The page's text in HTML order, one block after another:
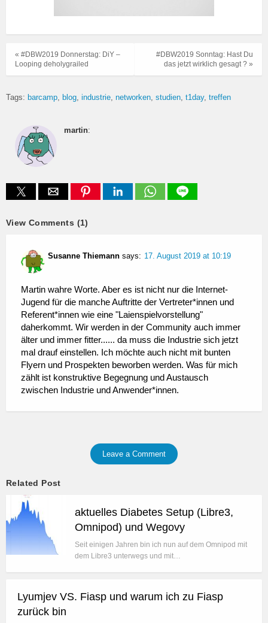
#DBW2019 Sonntag: Hast Du
das jetzt wirklich gesagt ? »
« #DBW2019 Donnerstag: DiY –
Looping deholygrailed
Tags: barcamp blog industrie networken studien t1day treffen
martin:
View Comments (1)
Susanne Thiemann says: 17. August 2019 at 10:19
Martin wahre Worte. Aber es ist nicht nur die Internet-
Jugend für die manche Auftritte der Vertreter*innen und
Referent*innen wie eine "Laienspielvorstellung"
daherkommt. Wir werden in der Community auch immer
älter und immer fitter...... da muss die Industrie sich jetzt
mal drauf einstellen. Ich möchte auch nicht mit bunten
Flyern und Prospekten beworben werden. Was für mich
zählt ist konstruktive Begegnung und Austausch
zwischen Industrie und Anwender*innen.
Leave a Comment
Related Post
aktuelles Diabetes Setup (Libre3,
Omnipod) und Wegovy
Seit einigen Jahren bin ich nun auf dem Omnipod mit
dem Libre3 unterwegs und mit…
Lyumjev VS. Fiasp und warum ich zu Fiasp
zurück bin